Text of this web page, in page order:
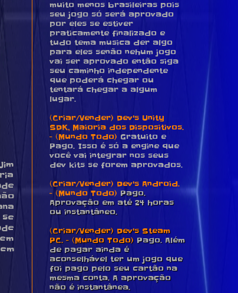
muito menos brasileiras pois
seu jogo só será aprovado
por eles se estiver
praticamente finalizado e
tudo tema musica der algo
para eles senão nehum jogo
vai ser aprovado então siga
seu caminho independente
que poderá chegar ou
tentará chegar a algum
lugar.
(Criar/Vender) Dev's Unity
SDK, Maioria dos Dispositivos.
- (Mundo Todo) Gratuito e
Pago. Isso é só a engine que
você vai integrar nos seus
dev kits se forem aprovados.
(Criar/Vender) Dev's Android.
- (Mundo Todo) Pago.
Aprovação em até 24 horas
ou instantâneo.
(Criar/Vender) Dev's Steam
PC. - (Mundo Todo) Pago. Além
de pagar ainda é
aconselhável ter um jogo que
foi pago pelo seu cartão na
mesma conta. A aprovação
não é instantânea.